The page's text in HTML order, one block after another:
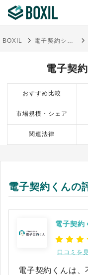
診断から探す(β版)
記事から探す
BOXILの使い方ガイド
BOXIL 電子契約システム
電子契
おすすめ比較
市場規模・シェア
関連法律
電子契約くんの
電子契約
口コミを
電子契約くんは、